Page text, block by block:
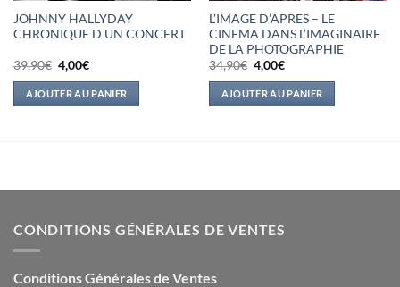
JOHNNY HALLYDAY
CHRONIQUE D UN CONCERT
39,90€ Le
prix
initial
était :
39,90€.
4,00€Le
actuel
est :
4,00€.
AJOUTER AU PANIER
L’IMAGE D’APRES – LE
CINEMA DANS L’IMAGINAIRE
DE LA PHOTOGRAPHIE
34,90€ Le
prix
initial
était :
34,90€.
4,00€Le
actuel
est :
4,00€.
AJOUTER AU PANIER
CONDITIONS GÉNÉRALES DE VENTES
Conditions Générales de Ventes